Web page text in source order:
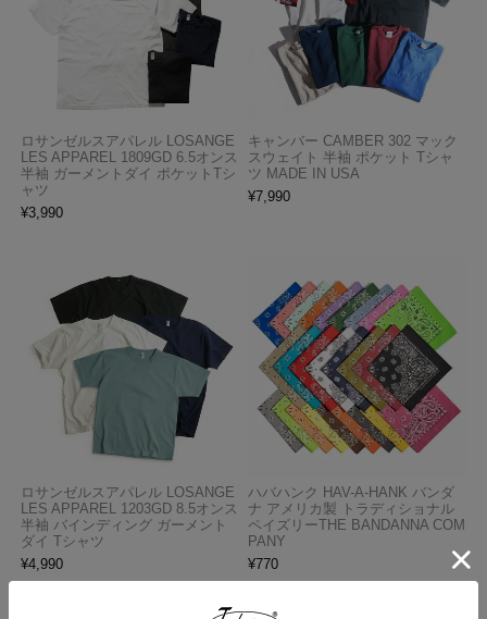
ロサンゼルスアパレル LOSANGE
LES APPAREL 1809GD 6.5オンス
半袖 ガーメントダイ ポケットTシ
ャツ
¥3,990
キャンバー CAMBER 302 マック
スウェイト 半袖 ポケット Tシャ
ツ MADE IN USA
¥7,990
ロサンゼルスアパレル LOSANGE
LES APPAREL 1203GD 8.5オンス
半袖 バインディング ガーメント
ダイ Tシャツ
¥4,990
ハバハンク HAV-A-HANK バンダ
ナ アメリカ製 トラディショナル
ペイズリーTHE BANDANNA COM
PANY
¥770